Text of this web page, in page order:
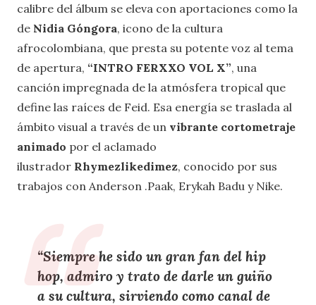
calibre del álbum se eleva con aportaciones como la
de Nidia Góngora, icono de la cultura
afrocolombiana, que presta su potente voz al tema
de apertura, “INTRO FERXXO VOL X”, una
canción impregnada de la atmósfera tropical que
define las raíces de Feid. Esa energía se traslada al
ámbito visual a través de un vibrante cortometraje
animado por el aclamado
ilustrador Rhymezlikedimez, conocido por sus
trabajos con Anderson .Paak, Erykah Badu y Nike.
“Siempre he sido un gran fan del hip
hop, admiro y trato de darle un guiño
a su cultura, sirviendo como canal de